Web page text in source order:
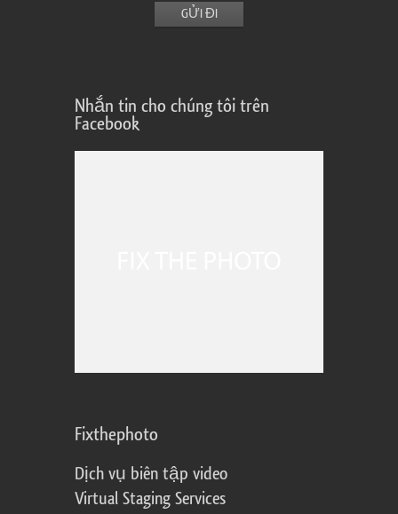
Nhắn tin cho chúng tôi trên
Facebook
Fixthephoto
Dịch vụ biên tập video
Virtual Staging Services